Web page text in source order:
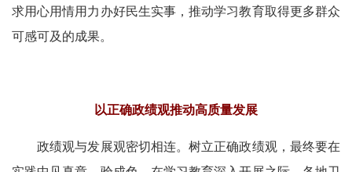
求用心用情用力办好民生实事，推动学习教育取得更多群众
可感可及的成果。
以正确政绩观推动高质量发展
政绩观与发展观密切相连。树立正确政绩观，最终要在